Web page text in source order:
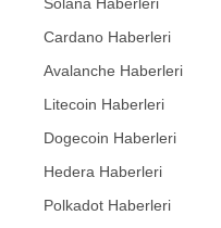
Cardano Haberleri
Avalanche Haberleri
Litecoin Haberleri
Dogecoin Haberleri
Hedera Haberleri
Polkadot Haberleri